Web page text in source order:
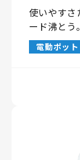
使いやすさ
ード沸とう。
電動ポット